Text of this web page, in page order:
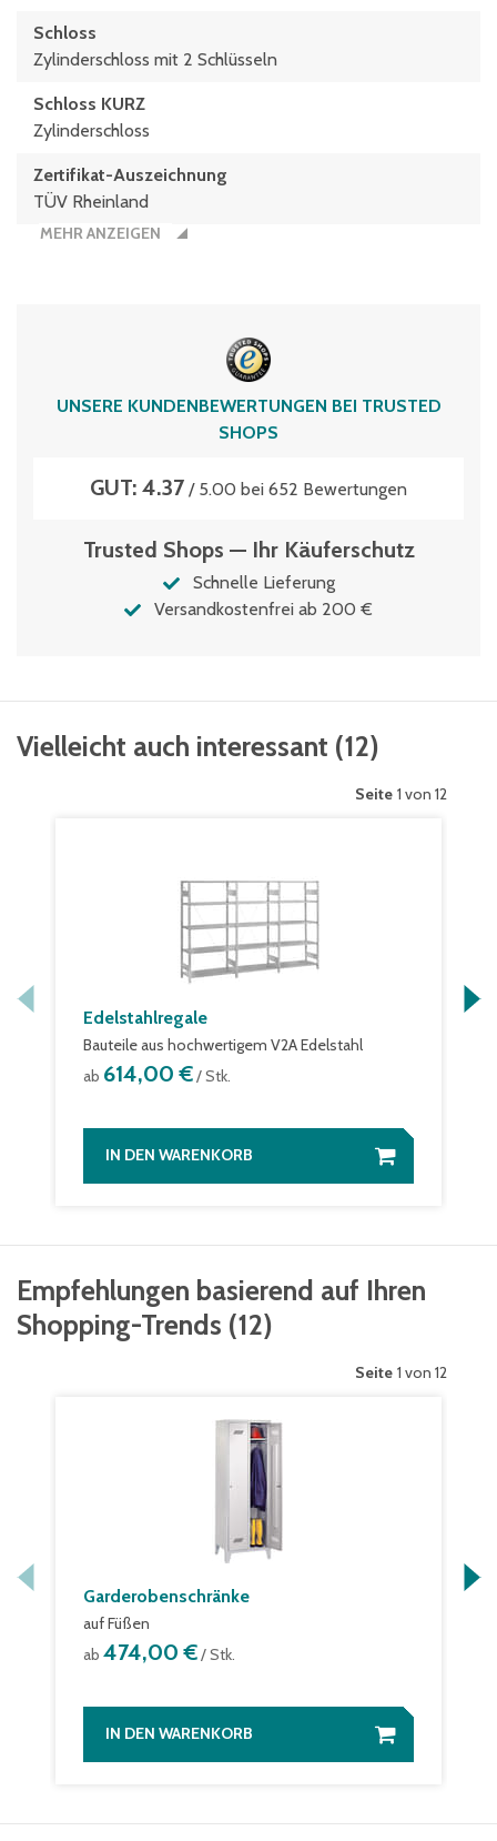
Schloss
Zylinderschloss mit 2 Schlüsseln
Schloss KURZ
Zylinderschloss
Zertifikat-Auszeichnung
TÜV Rheinland
MEHR ANZEIGEN
UNSERE KUNDENBEWERTUNGEN BEI TRUSTED
SHOPS
GUT: 4.37 / 5.00 bei 652 Bewertungen
Trusted Shops — Ihr Käuferschutz
Schnelle Lieferung
Versandkostenfrei ab 200 €
Vielleicht auch interessant (12)
Seite 1 von 12
Edelstahlregale
Bauteile aus hochwertigem V2A Edelstahl
ab 614,00 €/ Stk.
IN DEN WARENKORB
Empfehlungen basierend auf Ihren
Shopping-Trends (12)
Seite 1 von 12
Garderobenschränke
auf Füßen
ab 474,00 €/ Stk.
IN DEN WARENKORB